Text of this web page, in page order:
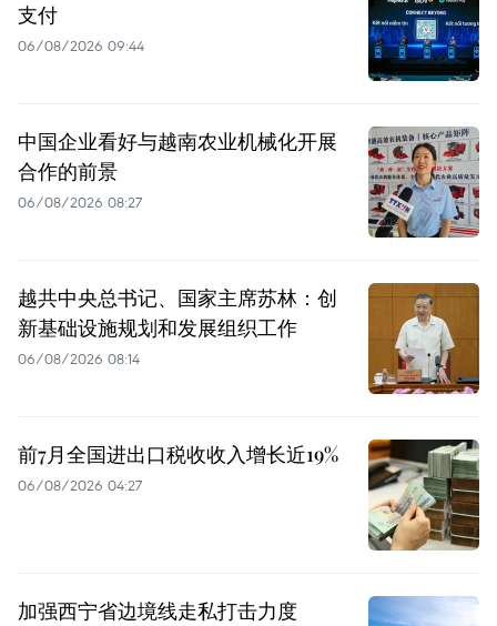
支付
06/08/2026 09:44
中国企业看好与越南农业机械化开展
合作的前景
06/08/2026 08:27
越共中央总书记、国家主席苏林：创
新基础设施规划和发展组织工作
06/08/2026 08:14
前7月全国进出口税收收入增长近19%
06/08/2026 04:27
加强西宁省边境线走私打击力度